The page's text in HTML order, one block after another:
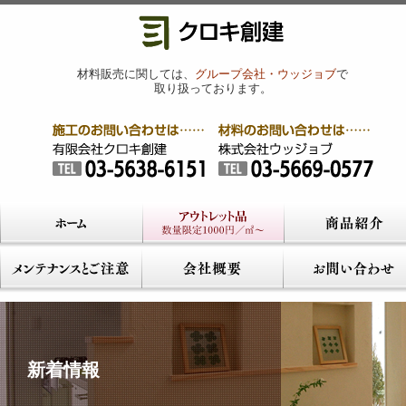
材料販売に関しては、 グループ会社・ウッジョブで
取り扱っております。
新着情報